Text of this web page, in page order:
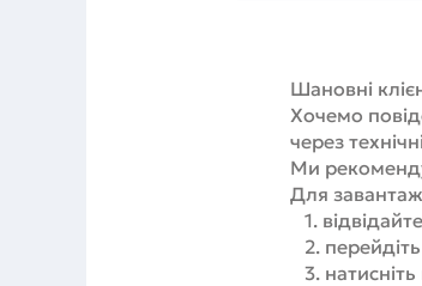
Шановні
Хочемо
через
Ми
Для
1. відвідайте
2.
3.